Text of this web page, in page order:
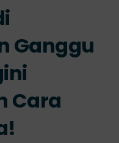
Ganggu
Cara